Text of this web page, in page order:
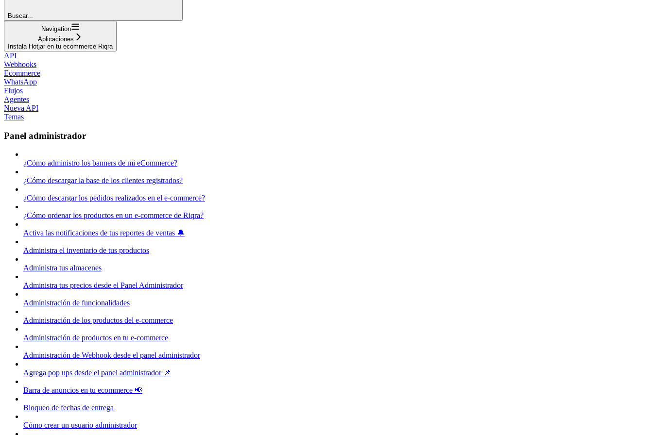
Buscar...
Navigation
Aplicaciones
Instala Hotjar en tu ecommerce Riqra
API
Webhooks
Ecommerce
WhatsApp
Flujos
Agentes
Nueva API
Temas
Panel administrador
¿Cómo administro los banners de mi eCommerce?
¿Cómo descargar la base de los clientes registrados?
¿Cómo descargar los pedidos realizados en el e-commerce?
¿Cómo ordenar los productos en un e-commerce de Riqra?
Activa las notificaciones de tus reportes de ventas 🔔
Administra el inventario de tus productos
Administra tus almacenes
Administra tus precios desde el Panel Administrador
Administración de funcionalidades
Administración de los productos del e-commerce
Administración de productos en tu e-commerce
Administración de Webhook desde el panel administrador
Agrega pop ups desde el panel administrador 📌
Barra de anuncios en tu ecommerce 📢
Bloqueo de fechas de entrega
Cómo crear un usuario administrador